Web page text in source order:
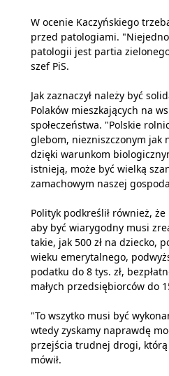
W ocenie Kaczyńskiego
przed patologiami.
patologii jest partia
szef PiS.
Jak zaznaczył należy być
Polaków mieszkających na
społeczeństwa. "Polskie
glebom, niezniszczonym jak
dzięki warunkom
istnieją, może być wielką
zamachowym naszej
Polityk podkreślił również, że
aby być wiarygodny musi
takie, jak 500 zł na dziecko,
wieku emerytalnego,
podatku do 8 tys. zł,
małych przedsiębiorców do
"To wszytko musi być
wtedy zyskamy naprawdę
przejścia trudnej drogi,
mówił.